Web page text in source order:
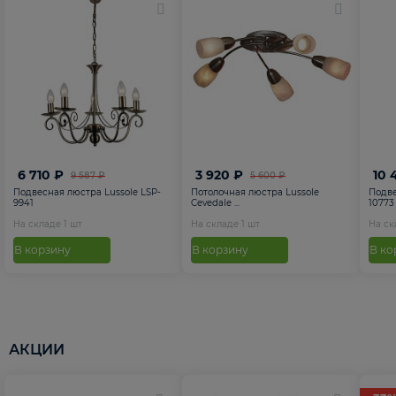
9 587 ₽
6 710 ₽
Подвесная люстра Lussole LSP-
9941
На складе 1 шт
В корзину
5 600 ₽
3 920 ₽
Потолочная люстра Lussole
Cevedale ...
На складе 1 шт
В корзину
10
10773
На
В
АКЦИИ